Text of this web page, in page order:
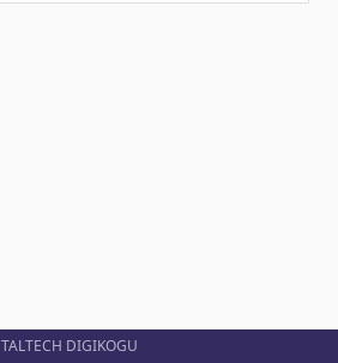
TALTECH DIGIKOGU